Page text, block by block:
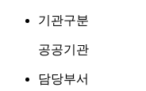
기관구분
공공기관
담당부서